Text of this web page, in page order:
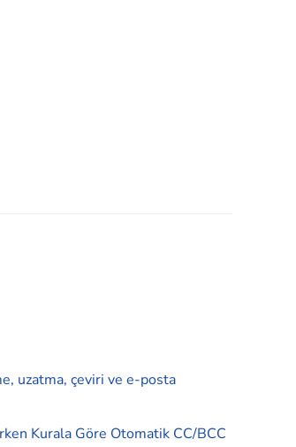
uzatma, çeviri ve e-posta
Kurala Göre Otomatik CC/BCC